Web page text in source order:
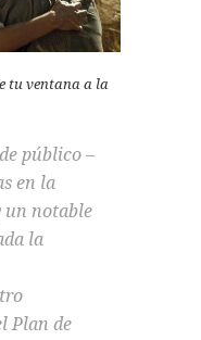
tu ventana a la
público –
en la
un notable
la
Plan de